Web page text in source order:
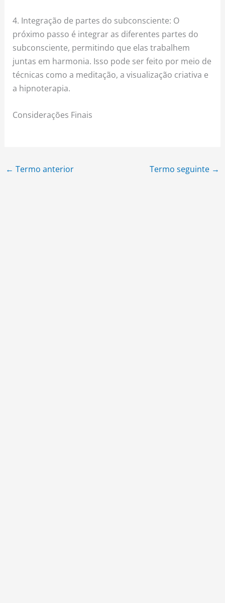
4. Integração de partes do subconsciente: O
próximo passo é integrar as diferentes partes do
subconsciente, permitindo que elas trabalhem
juntas em harmonia. Isso pode ser feito por meio de
técnicas como a meditação, a visualização criativa e
a hipnoterapia.
Considerações Finais
← Termo anterior Termo seguinte →